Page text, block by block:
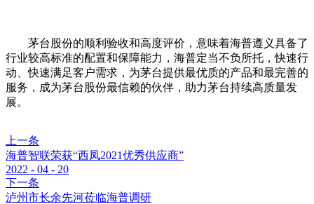
茅台股份的顺利验收和高度评价，意味着海普遵义具备了
行业较高标准的配置和保障能力，海普定当不负所托，快速行
动、快速满足客户需求，为茅台提供最优质的产品和最完善的
服务，成为茅台股份最信赖的伙伴，助力茅台持续高质量发
展。
上一条
海普智联荣获“西凤2021优秀供应商”
2022 - 04 - 20
下一条
泸州市长余先河莅临海普调研